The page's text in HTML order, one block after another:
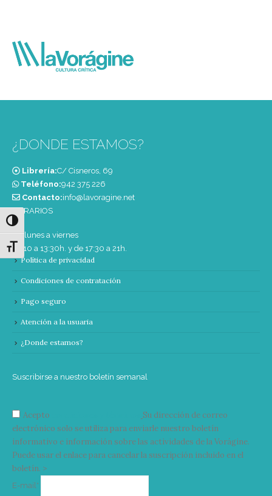
Alternar alto contraste
Alternar tamaño de letra
¿DONDE ESTAMOS?
Librería:C/ Cisneros, 69
Teléfono:‭942 375 226‬
Contacto:info@lavoragine.net
HORARIOS
De lunes a viernes
de 10 a 13:30h. y de 17:30 a 21h.
Política de privacidad
Condiciones de contratación
Pago seguro
Atención a la usuaria
¿Donde estamos?
Suscribirse a nuestro boletín semanal
Acepto
Su dirección de correo
electrónico solo se utiliza para enviarle nuestro boletín
informativo e información sobre las actividades de la Vorágine.
Puede usar el enlace para cancelar la suscripción incluido en el
boletín. >
E-mail*